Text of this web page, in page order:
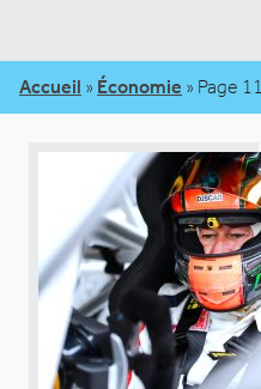
Accueil » Économie » Page 11